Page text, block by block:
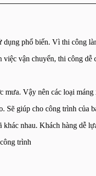
phổ biến. Vì thi công
vận chuyển, thi công dễ
Vậy nên các loại
Sẽ giúp cho công trình của
nhau. Khách hàng dễ
trình